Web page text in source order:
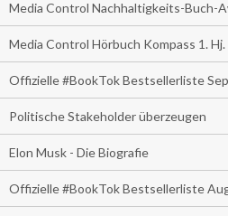
Media Control Nachhaltigkeits-Buch-
Media Control Hörbuch Kompass 1. Hj.
Offizielle #BookTok Bestsellerliste
Politische Stakeholder überzeugen
Elon Musk - Die Biografie
Offizielle #BookTok Bestsellerliste